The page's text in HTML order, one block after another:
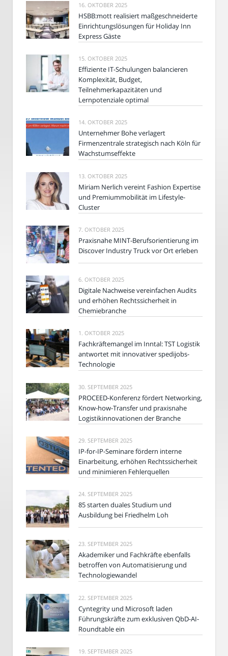
16. OKTOBER 2025
HSBB:mott realisiert maßgeschneiderte
Einrichtungslösungen für Holiday Inn
Express Gäste
15. OKTOBER 2025
Effiziente IT-Schulungen balancieren
Komplexität, Budget,
Teilnehmerkapazitäten und
Lernpotenziale optimal
14. OKTOBER 2025
Unternehmer Bohe verlagert
Firmenzentrale strategisch nach Köln für
Wachstumseffekte
13. OKTOBER 2025
Miriam Nerlich vereint Fashion Expertise
und Premiummobilität im Lifestyle-
Cluster
7. OKTOBER 2025
Praxisnahe MINT-Berufsorientierung im
Discover Industry Truck vor Ort erleben
6. OKTOBER 2025
Digitale Nachweise vereinfachen Audits
und erhöhen Rechtssicherheit in
Chemiebranche
1. OKTOBER 2025
Fachkräftemangel im Inntal: TST Logistik
antwortet mit innovativer spedijobs-
Technologie
30. SEPTEMBER 2025
PROCEED-Konferenz fördert Networking,
Know-how-Transfer und praxisnahe
Logistikinnovationen der Branche
29. SEPTEMBER 2025
IP-for-IP-Seminare fördern interne
Einarbeitung, erhöhen Rechtssicherheit
und minimieren Fehlerquellen
24. SEPTEMBER 2025
85 starten duales Studium und
Ausbildung bei Friedhelm Loh
23. SEPTEMBER 2025
Akademiker und Fachkräfte ebenfalls
betroffen von Automatisierung und
Technologiewandel
22. SEPTEMBER 2025
Cyntegrity und Microsoft laden
Führungskräfte zum exklusiven QbD-AI-
Roundtable ein
19. SEPTEMBER 2025